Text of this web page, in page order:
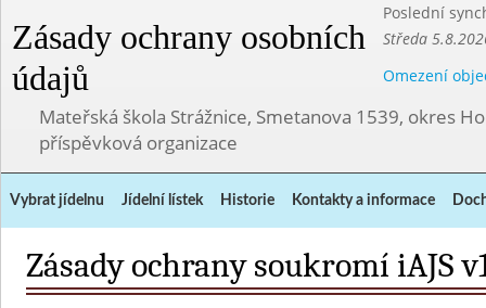
Zásady ochrany osobních
údajů
Poslední
Středa
Omezení
Mateřská škola Strážnice, Smetanova 1539, okres
příspěvková organizace
Vybrat jídelnu Jídelní lístek Historie Kontakty a informace